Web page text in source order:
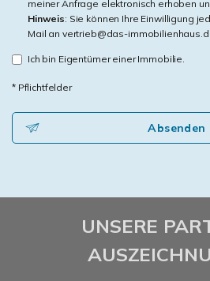
meiner Anfrage elektronisch erhoben
Hinweis: Sie können Ihre Einwilligung
Mail an vertrieb@das-
Ich bin Eigentümer einer Immobilie.
* Pflichtfelder
Absenden
UNSERE